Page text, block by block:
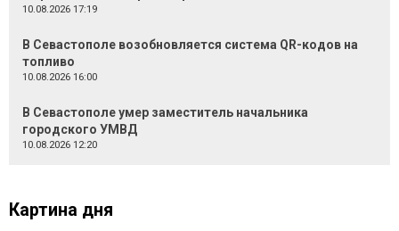
10.08.2026 17:19
В Севастополе возобновляется система QR-кодов на
топливо
10.08.2026 16:00
В Севастополе умер заместитель начальника
городского УМВД
10.08.2026 12:20
Картина дня